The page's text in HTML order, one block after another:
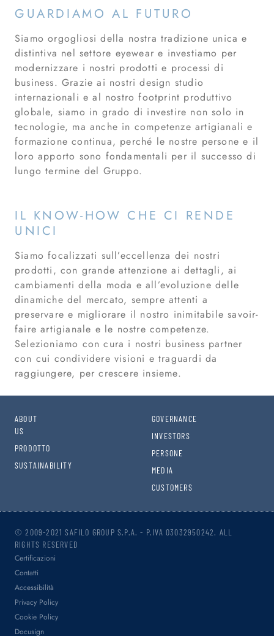
GUARDIAMO AL FUTURO
Siamo orgogliosi della nostra tradizione unica e
distintiva nel settore eyewear e investiamo per
modernizzare i nostri prodotti e processi di
business. Grazie ai nostri design studio
internazionali e al nostro footprint produttivo
globale, siamo in grado di investire non solo in
tecnologie, ma anche in competenze artigianali e
formazione continua, perché le nostre persone e il
loro apporto sono fondamentali per il successo di
lungo termine del Gruppo.
IL KNOW-HOW CHE CI RENDE
UNICI
Siamo focalizzati sull’eccellenza dei nostri
prodotti, con grande attenzione ai dettagli, ai
cambiamenti della moda e all’evoluzione delle
dinamiche del mercato, sempre attenti a
preservare e migliorare il nostro inimitabile savoir-
faire artigianale e le nostre competenze.
Selezioniamo con cura i nostri business partner
con cui condividere visioni e traguardi da
raggiungere, per crescere insieme.
ABOUT
US
PRODOTTO
SUSTAINABILITY
GOVERNANCE
INVESTORS
PERSONE
MEDIA
CUSTOMERS
© 2009-2021 SAFILO GROUP S.P.A. - P.IVA 03032950242. ALL
RIGHTS RESERVED
Certificazioni
Contatti
Accessibilità
Privacy Policy
Cookie Policy
Docusign